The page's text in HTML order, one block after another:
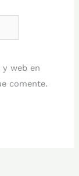
web en
comente.